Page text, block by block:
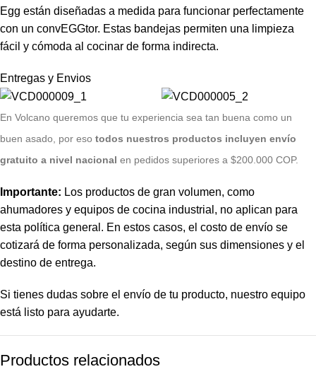
Egg están diseñadas a medida para funcionar perfectamente
con un convEGGtor. Estas bandejas permiten una limpieza
fácil y cómoda al cocinar de forma indirecta.
Entregas y Envios
En Volcano queremos que tu experiencia sea tan buena como un
buen asado, por eso todos nuestros productos incluyen envío
gratuito a nivel nacional en pedidos superiores a $200.000 COP.
Importante: Los productos de gran volumen, como
ahumadores y equipos de cocina industrial, no aplican para
esta política general. En estos casos, el costo de envío se
cotizará de forma personalizada, según sus dimensiones y el
destino de entrega.
Si tienes dudas sobre el envío de tu producto, nuestro equipo
está listo para ayudarte.
Productos relacionados